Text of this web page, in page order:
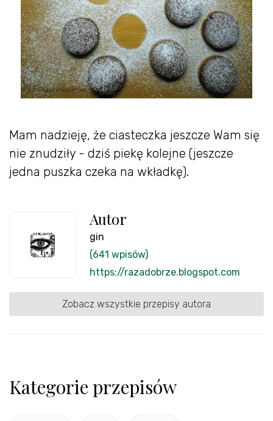
Mam nadzieję, że ciasteczka jeszcze Wam się
nie znudziły - dziś piekę kolejne (jeszcze
jedna puszka czeka na wkładkę).
Autor
gin
(641 wpisów)
https://razadobrze.blogspot.com
Zobacz wszystkie przepisy autora
Kategorie przepisów